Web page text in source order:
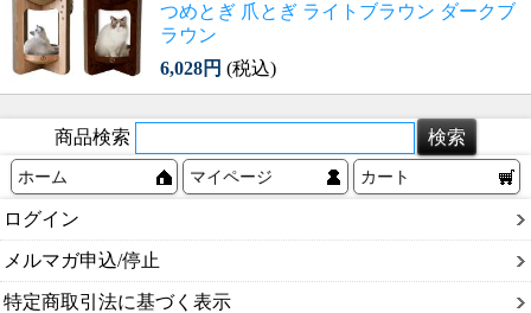
つめとぎ 爪とぎ ライトブラウン ダークブ
ラウン
6,028円 (税込)
商品検索
ホーム マイページ カート
ログイン
メルマガ申込/停止
特定商取引法に基づく表示